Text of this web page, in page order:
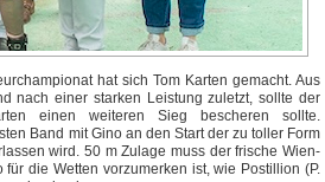
hat sich Tom Karten gemacht. Aus
nach einer starken Leistung zuletzt, sollte der
einen weiteren Sieg bescheren sollte.
Band mit Gino an den Start der zu toller Form
wird. 50 m Zulage muss der frische Wien-
die Wetten vorzumerken ist, wie Postillion (P.